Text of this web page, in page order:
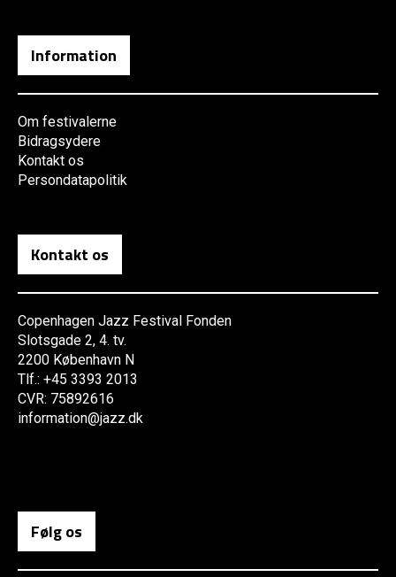
Information
Om festivalerne
Bidragsydere
Kontakt os
Persondatapolitik
Kontakt os
Copenhagen Jazz Festival Fonden
Slotsgade 2, 4. tv.
2200 København N
Tlf.: +45 3393 2013
CVR: 75892616
information@jazz.dk
Følg os